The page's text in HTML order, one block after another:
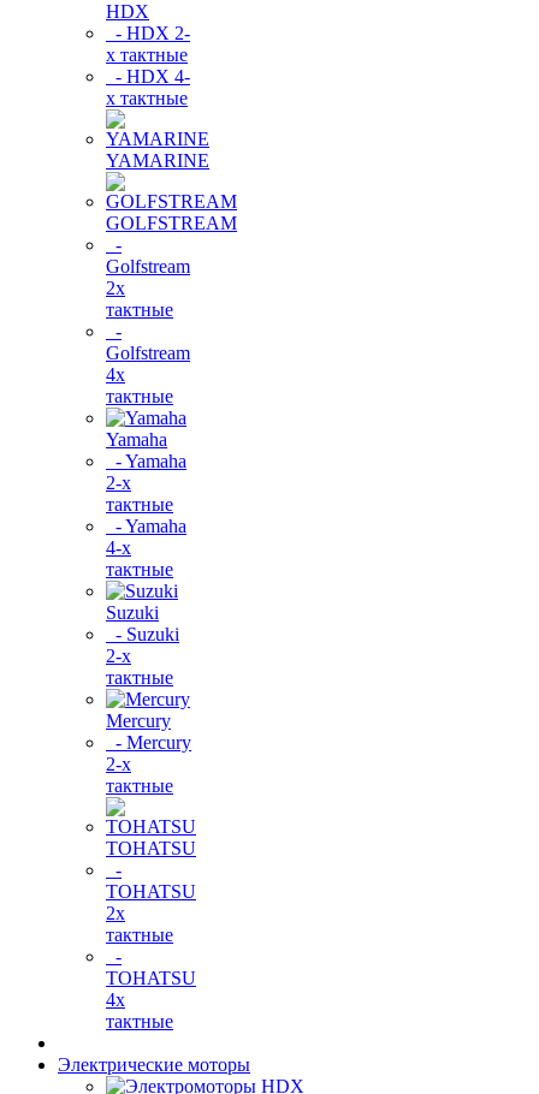
HDX
- HDX 2-
х тактные
- HDX 4-
х тактные
YAMARINE
GOLFSTREAM
-
Golfstream
2х
тактные
-
Golfstream
4х
тактные
Yamaha
- Yamaha
2-х
тактные
- Yamaha
4-х
тактные
Suzuki
- Suzuki
2-х
тактные
Mercury
- Mercury
2-х
тактные
TOHATSU
-
TOHATSU
2х
тактные
-
TOHATSU
4х
тактные
Электрические моторы